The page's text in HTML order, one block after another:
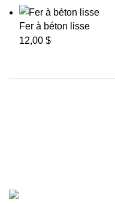
Fer à béton lisse
12,00 $